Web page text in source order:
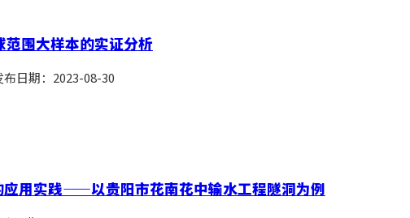
围大样本的实证分析
布日期：2023-08-30
用实践——以贵阳市花南花中输水工程隧洞为例